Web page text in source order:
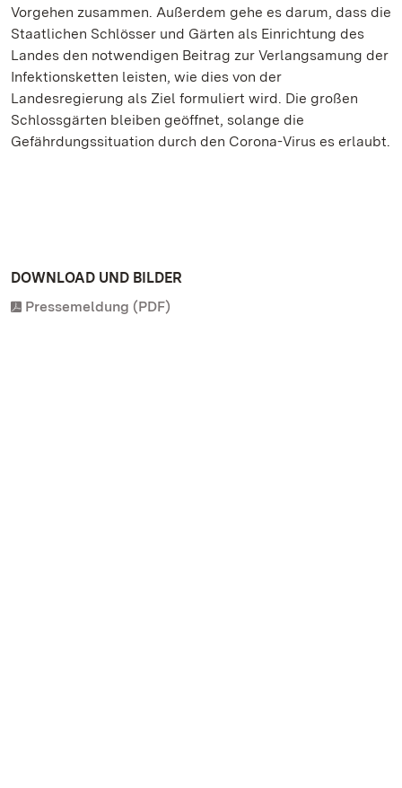
Vorgehen zusammen. Außerdem gehe es darum, dass die
Staatlichen Schlösser und Gärten als Einrichtung des
Landes den notwendigen Beitrag zur Verlangsamung der
Infektionsketten leisten, wie dies von der
Landesregierung als Ziel formuliert wird. Die großen
Schlossgärten bleiben geöffnet, solange die
Gefährdungssituation durch den Corona-Virus es erlaubt.
DOWNLOAD UND BILDER
Pressemeldung (PDF)